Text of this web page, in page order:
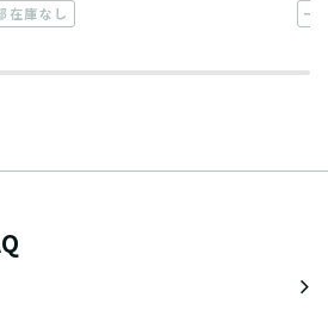
在庫なし 一